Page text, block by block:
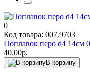
0
Код товара: 007.9703
Поплавок перо d4 14см
40.00р.
В корзину